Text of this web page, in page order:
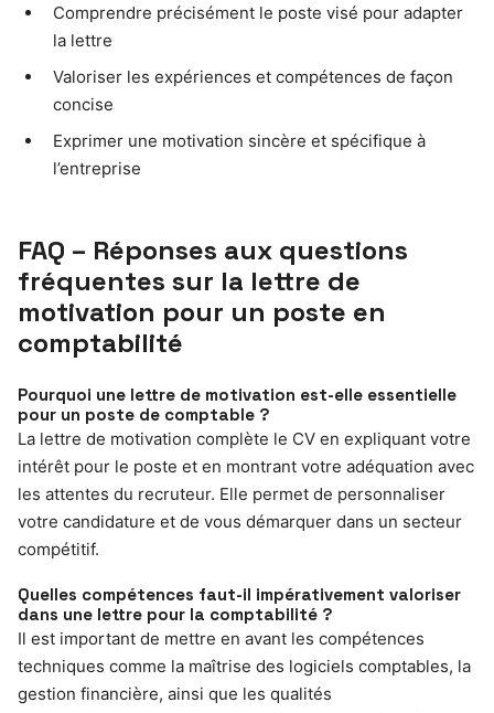
Comprendre précisément le poste visé pour adapter
la lettre
Valoriser les expériences et compétences de façon
concise
Exprimer une motivation sincère et spécifique à
l’entreprise
FAQ – Réponses aux questions
fréquentes sur la lettre de
motivation pour un poste en
comptabilité
Pourquoi une lettre de motivation est-elle essentielle
pour un poste de comptable ?
La lettre de motivation complète le CV en expliquant votre
intérêt pour le poste et en montrant votre adéquation avec
les attentes du recruteur. Elle permet de personnaliser
votre candidature et de vous démarquer dans un secteur
compétitif.
Quelles compétences faut-il impérativement valoriser
dans une lettre pour la comptabilité ?
Il est important de mettre en avant les compétences
techniques comme la maîtrise des logiciels comptables, la
gestion financière, ainsi que les qualités